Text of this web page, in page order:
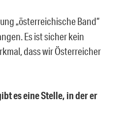
„österreichische Band“
Es ist sicher kein
dass wir Österreicher
es eine Stelle, in der er